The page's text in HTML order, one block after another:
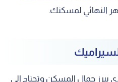
النهائي لمسكنك.
يبرز جمال المسكن وتحتاج إلى